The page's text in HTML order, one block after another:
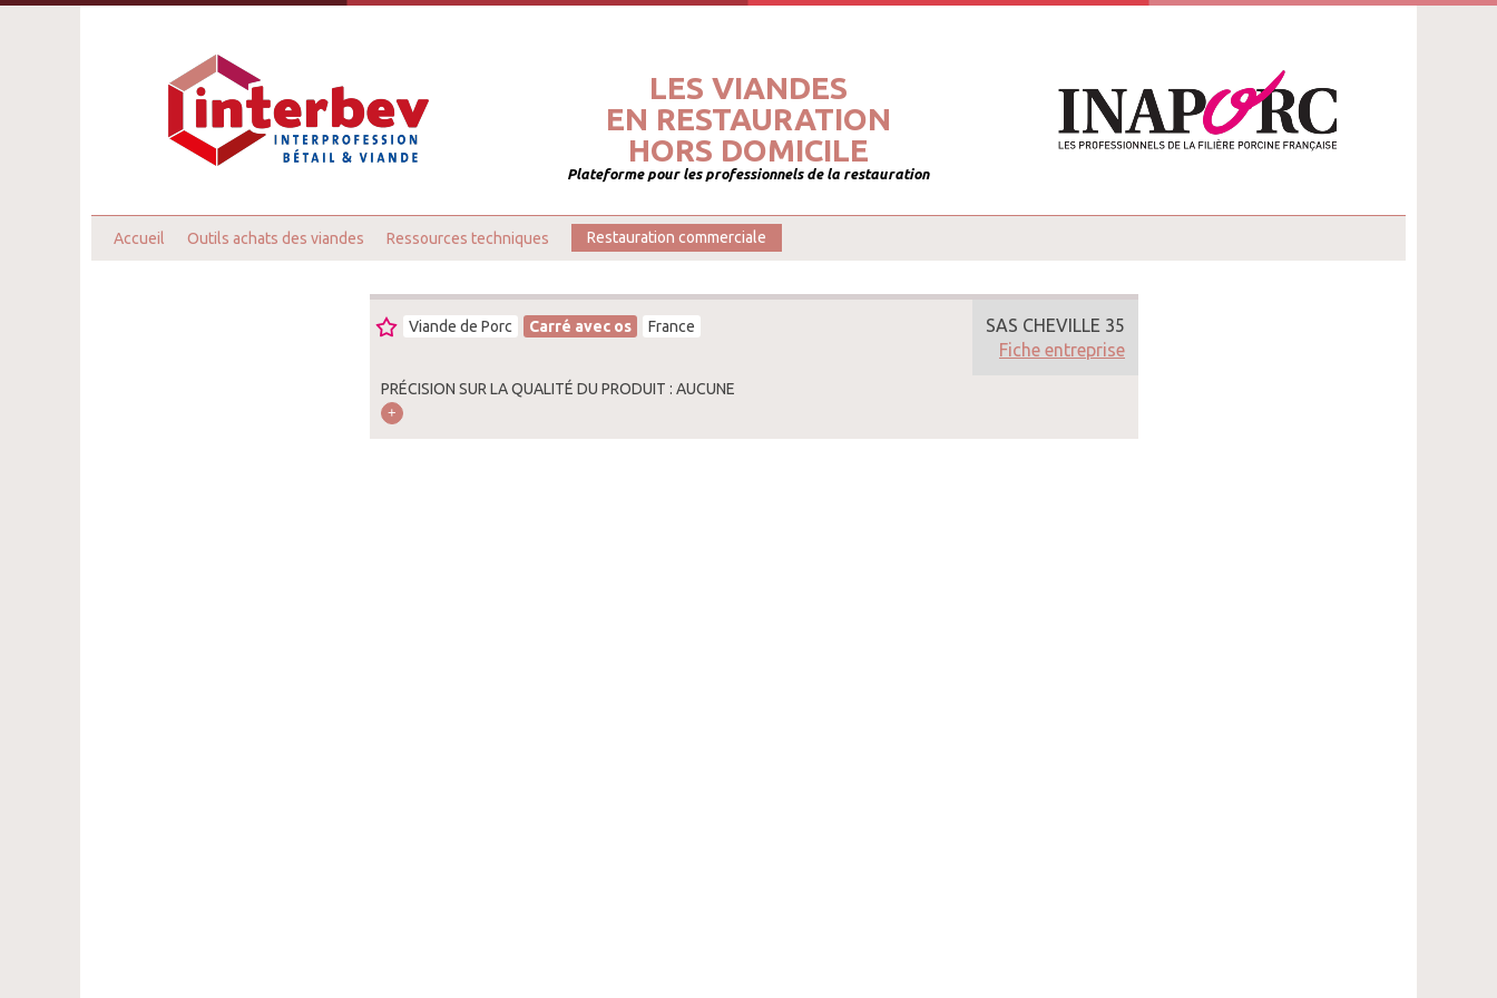
LES VIANDES
EN RESTAURATION
HORS DOMICILE
Plateforme pour les professionnels de la restauration
Accueil Outils achats des viandes Ressources techniques Restauration commerciale
Viande de Porc Carré avec os France
PRÉCISION SUR LA QUALITÉ DU PRODUIT : AUCUNE
SAS CHEVILLE 35
Fiche entreprise